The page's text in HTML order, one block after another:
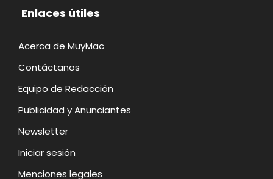
Enlaces útiles
Acerca de MuyMac
Contáctanos
Equipo de Redacción
Publicidad y Anunciantes
Newsletter
Iniciar sesión
Menciones legales